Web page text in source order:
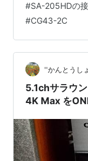
思います。 いろ
画でも観る機会
イムなら、それ
コンテンツが多
#SA-205HDの
#CG43-2C
''かんとうし
5.1chサラウ
4K Max を